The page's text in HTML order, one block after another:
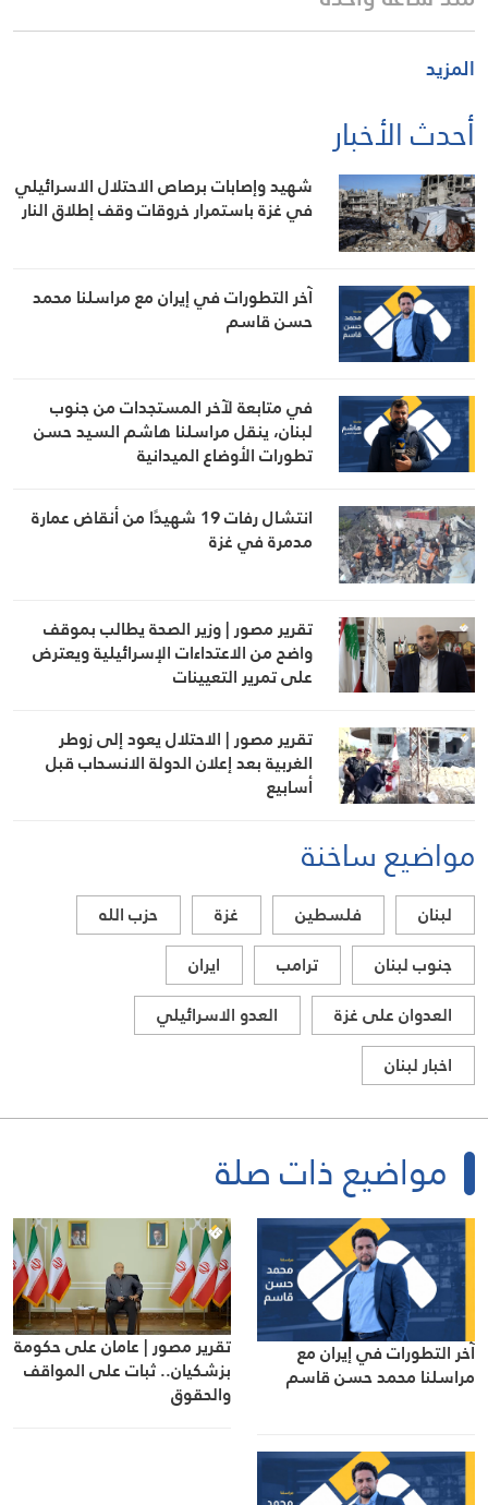
المزيد
أحدث الأخبار
شهيد وإصابات برصاص الاحتلال الاسرائيلي
في غزة باستمرار خروقات وقف إطلاق النار
آخر التطورات في إيران مع مراسلنا محمد
حسن قاسم
في متابعة لآخر المستجدات من جنوب
لبنان، ينقل مراسلنا هاشم السيد حسن
تطورات الأوضاع الميدانية
انتشال رفات 19 شهيدًا من أنقاض عمارة
مدمرة في غزة
تقرير مصور | وزير الصحة يطالب بموقف
واضح من الاعتداءات الإسرائيلية ويعترض
على تمرير التعيينات
تقرير مصور | الاحتلال يعود إلى زوطر
الغربية بعد إعلان الدولة الانسحاب قبل
أسابيع
مواضيع ساخنة
لبنان فلسطين غزة
حزب الله
جنوب لبنان
ترامب
ايران
العدوان على غزة
العدو الاسرائيلي
اخبار لبنان
مواضيع ذات صلة
آخر التطورات في إيران مع
مراسلنا محمد حسن قاسم
تقرير مصور | عامان على حكومة
بزشكيان.. ثبات على المواقف
والحقوق